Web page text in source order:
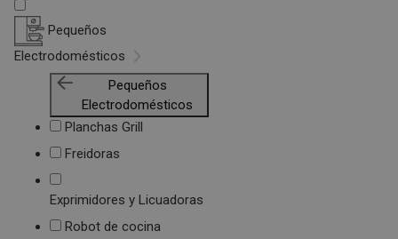
Pequeños
Electrodomésticos
Pequeños
Electrodomésticos
Planchas Grill
Freidoras
Exprimidores y Licuadoras
Robot de cocina